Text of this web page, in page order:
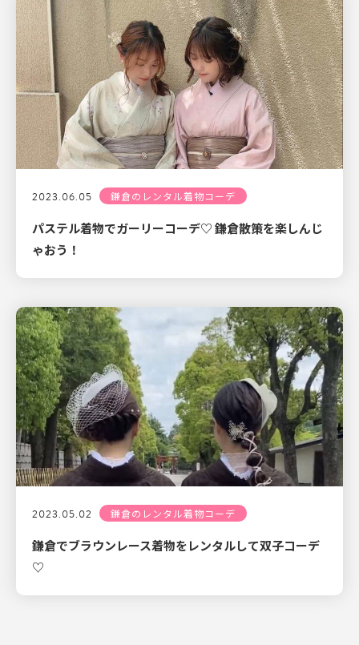
2023.06.05 鎌倉のレンタル着物コーデ
パステル着物でガーリーコーデ♡ 鎌倉散策を楽しんじ
ゃおう！
2023.05.02 鎌倉のレンタル着物コーデ
鎌倉でブラウンレース着物をレンタルして双子コーデ
♡